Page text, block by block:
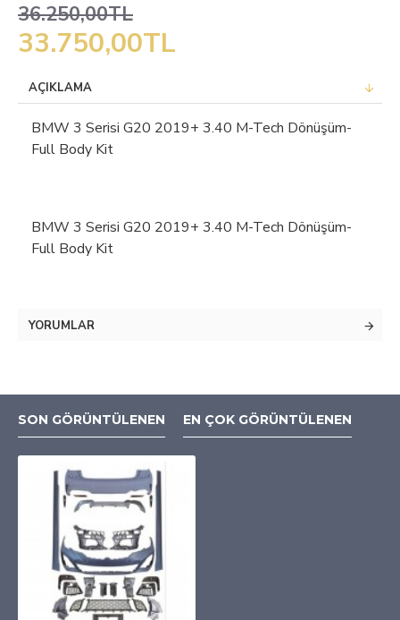
33.750,00TL
36.250,00TL
AÇIKLAMA
BMW 3 Serisi G20 2019+ 3.40 M-Tech Dönüşüm-
Full Body Kit
BMW 3 Serisi G20 2019+ 3.40 M-Tech Dönüşüm-
Full Body Kit
YORUMLAR
SON GÖRÜNTÜLENEN EN ÇOK GÖRÜNTÜLENEN